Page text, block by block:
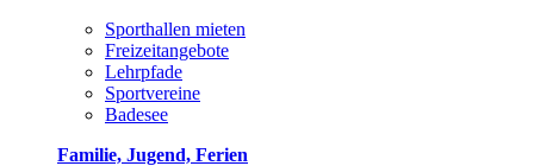
Sporthallen mieten
Freizeitangebote
Lehrpfade
Sportvereine
Badesee
Familie, Jugend, Ferien